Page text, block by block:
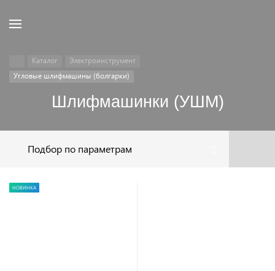
Каталог
Электроинструмент
Угловые шлифмашины (болгарки)
Шлифмашинки (УШМ)
Подбор по параметрам
НОВИНКА